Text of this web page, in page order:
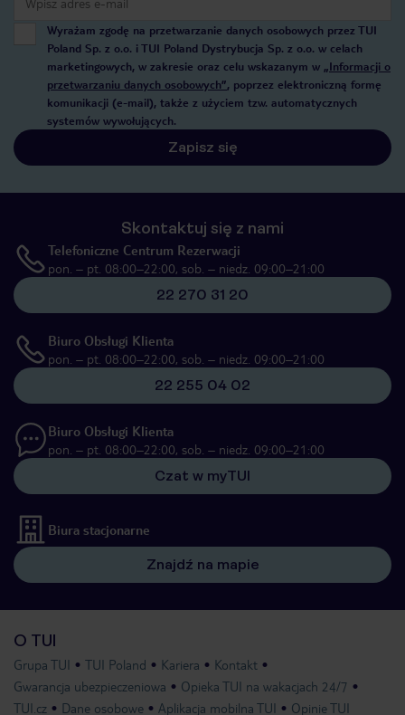
Wyrażam zgodę na przetwarzanie danych osobowych przez TUI
Poland Sp. z o.o. i TUI Poland Dystrybucja Sp. z o.o. w celach
marketingowych, w zakresie oraz celu wskazanym w „Informacji o
przetwarzaniu danych osobowych”, poprzez elektroniczną formę
komunikacji (e-mail), także z użyciem tzw. automatycznych
systemów wywołujących.
Zapisz się
Skontaktuj się z nami
Telefoniczne Centrum Rezerwacji
pon. – pt. 08:00–22:00, sob. – niedz. 09:00–21:00
22 270 31 20
Biuro Obsługi Klienta
pon. – pt. 08:00–22:00, sob. – niedz. 09:00–21:00
22 255 04 02
Biuro Obsługi Klienta
pon. – pt. 08:00–22:00, sob. – niedz. 09:00–21:00
Czat w myTUI
Biura stacjonarne
Znajdź na mapie
O TUI
Grupa TUI TUI Poland Kariera
Kontakt
Gwarancja ubezpieczeniowa
Opieka TUI na wakacjach 24/7
TUI.cz
Dane osobowe Aplikacja mobilna TUI Opinie TUI